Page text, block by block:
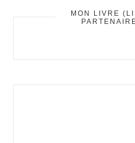
MON LIVRE